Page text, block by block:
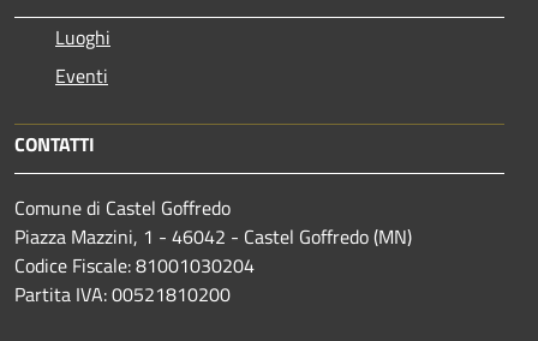
Luoghi
Eventi
CONTATTI
Comune di Castel Goffredo
Piazza Mazzini, 1 - 46042 - Castel Goffredo (MN)
Codice Fiscale: 81001030204
Partita IVA: 00521810200